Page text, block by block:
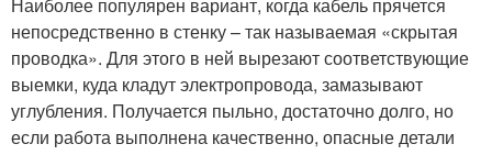
непосредственно в стенку – так называемая «скрытая
проводка». Для этого в ней вырезают соответствующие
выемки, куда кладут электропровода, замазывают
углубления. Получается пыльно, достаточно долго, но
если работа выполнена качественно, опасные детали